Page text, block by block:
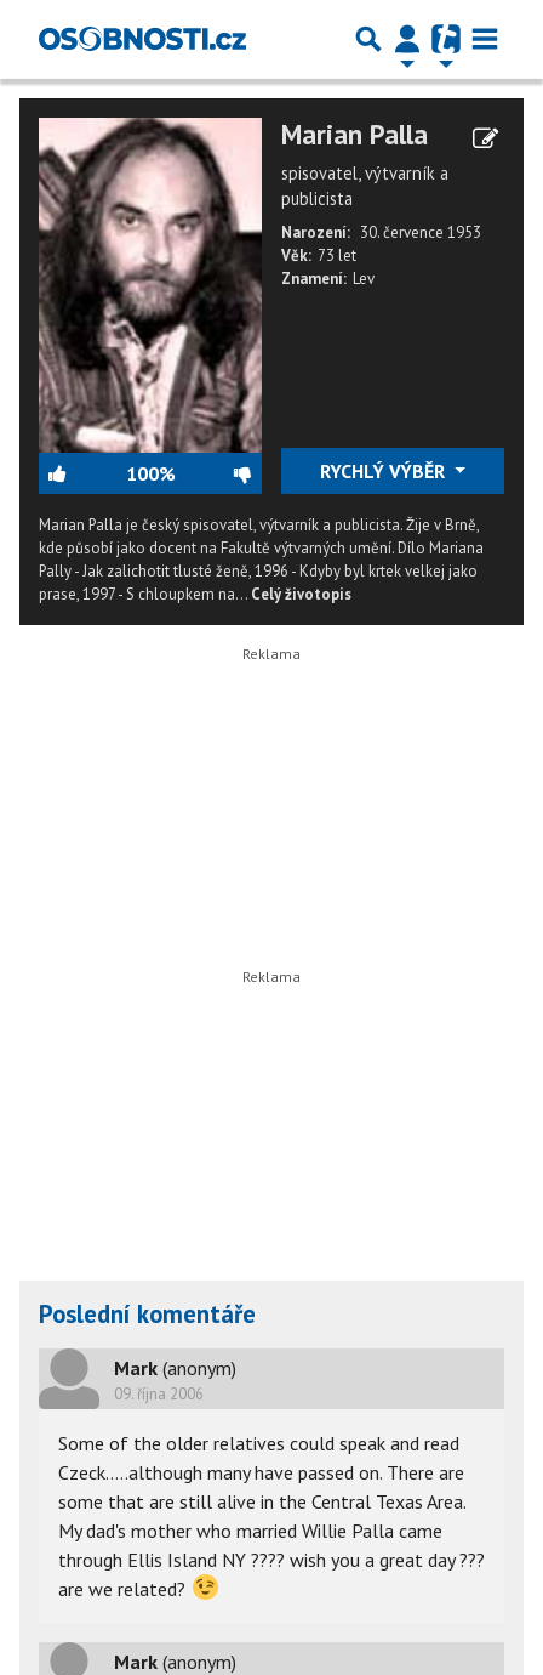
100%
Marian Palla
spisovatel, výtvarník a
publicista
Narození: 30. července 1953
Věk: 73 let
Znamení: Lev
RYCHLÝ VÝBĚR
Marian Palla je český spisovatel, výtvarník a publicista. Žije v Brně,
kde působí jako docent na Fakultě výtvarných umění. Dílo Mariana
Pally - Jak zalichotit tlusté ženě, 1996 - Kdyby byl krtek velkej jako
prase, 1997 - S chloupkem na... Celý životopis
Poslední komentáře
Mark (anonym)
09. října 2006
Some of the older relatives could speak and read
Czeck.....although many have passed on. There are
some that are still alive in the Central Texas Area.
My dad's mother who married Willie Palla came
through Ellis Island NY ???? wish you a great day ???
are we related?
Mark (anonym)